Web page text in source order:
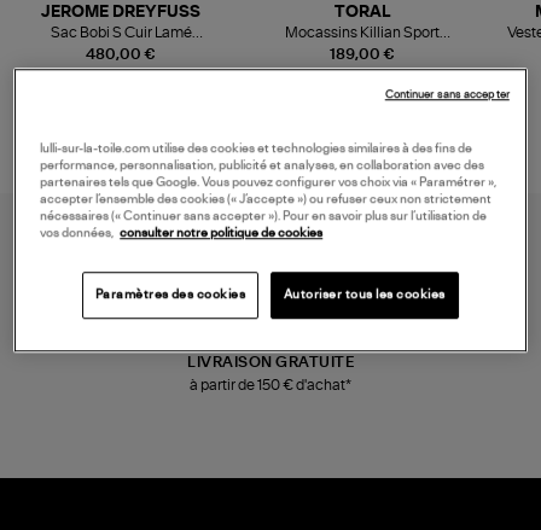
480,00 €
JEROME DREYFUSS
Sac Bobi S Cuir Lamé
Champagne
189,00 €
TORAL
Mocassins Killian Sport
Mousse
LIVRAISON GRATUITE
à partir de 150 € d'achat*
lulli-sur-la-toile.com utilise des cookies et technologies similaires à des fins de
performance, personnalisation, publicité et analyses, en collaboration avec des
partenaires tels que Google. Vous pouvez configurer vos choix via « Paramétrer »,
accepter l’ensemble des cookies (« J’accepte ») ou refuser ceux non strictement
nécessaires (« Continuer sans accepter »). Pour en savoir plus sur l’utilisation de
vos données,
consulter notre politique de cookies
Paramètres des cookies Autoriser tous les cookies
Continuer sans accepter